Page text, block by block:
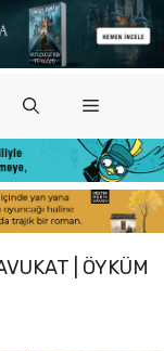
Menü
| ÖYKÜM